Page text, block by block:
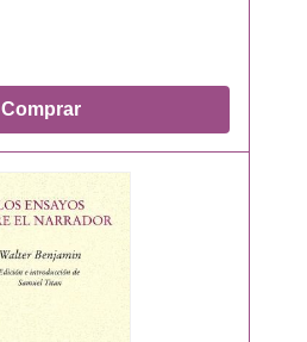
Comprar